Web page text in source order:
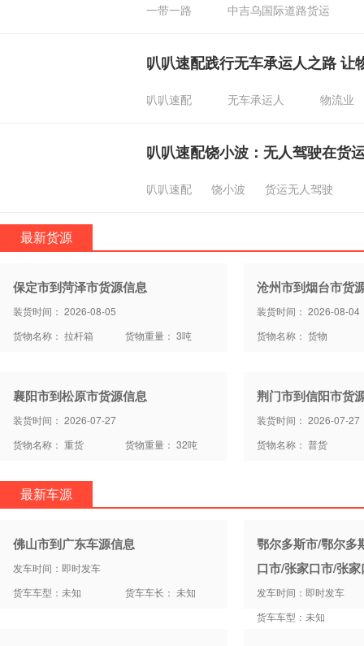
一带一路 中吉乌国际道路货运
叭叭速配践行无车承运人之路 让
叭叭速配 无车承运人 物流业
叭叭速配饶小波：无人驾驶在货
叭叭速配 饶小波 货运无人驾驶
最新货源
保定市到菏泽市货源信息
装货时间： 2026-08-05
货物名称： 拉杆箱
货物重量： 3吨
沧州市到烟台市货
装货时间： 2026-08-04
货物名称： 货物
襄阳市到松原市货源信息
装货时间： 2026-07-27
货物名称： 重货
货物重量： 32吨
荆门市到信阳市货
装货时间： 2026-07-27
货物名称： 普货
最新车源
佛山市到广东车源信息
发车时间：即时发车
货车车型：未知
货车车长： 未知
鄂尔多斯市/鄂尔多
口市/张家口市/张
发车时间：即时发车
货车车型：未知